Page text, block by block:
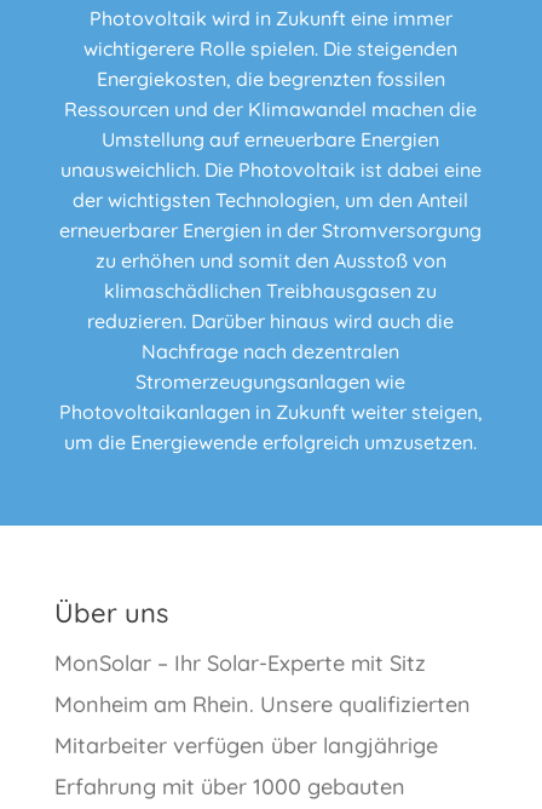
Photovoltaik wird in Zukunft eine immer
wichtigerere Rolle spielen. Die steigenden
Energiekosten, die begrenzten fossilen
Ressourcen und der Klimawandel machen die
Umstellung auf erneuerbare Energien
unausweichlich. Die Photovoltaik ist dabei eine
der wichtigsten Technologien, um den Anteil
erneuerbarer Energien in der Stromversorgung
zu erhöhen und somit den Ausstoß von
klimaschädlichen Treibhausgasen zu
reduzieren. Darüber hinaus wird auch die
Nachfrage nach dezentralen
Stromerzeugungsanlagen wie
Photovoltaikanlagen in Zukunft weiter steigen,
um die Energiewende erfolgreich umzusetzen.
Über uns
MonSolar – Ihr Solar-Experte mit Sitz
Monheim am Rhein. Unsere qualifizierten
Mitarbeiter verfügen über langjährige
Erfahrung mit über 1000 gebauten